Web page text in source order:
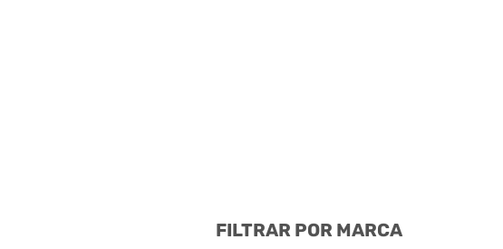
FILTRAR POR MARCA